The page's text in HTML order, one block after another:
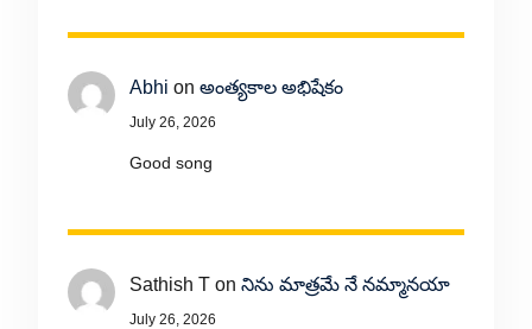
Abhi on అంత్యకాల అభిషేకం
July 26, 2026
Good song
Sathish Ton నిను మాత్రమే నే నమ్మానయా
July 26, 2026